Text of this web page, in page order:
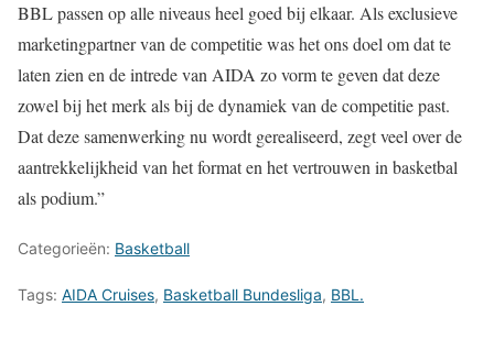
BBL passen op alle niveaus heel goed bij elkaar. Als exclusieve
marketingpartner van de competitie was het ons doel om dat te
laten zien en de intrede van AIDA zo vorm te geven dat deze
zowel bij het merk als bij de dynamiek van de competitie past.
Dat deze samenwerking nu wordt gerealiseerd, zegt veel over de
aantrekkelijkheid van het format en het vertrouwen in basketbal
als podium.”
Categorieën: Basketball
Tags: AIDA Cruises, Basketball Bundesliga, BBL.